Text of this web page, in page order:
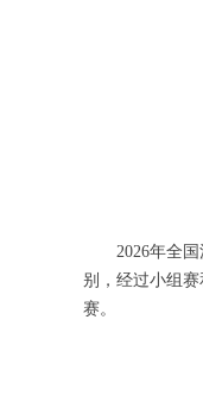
2026年全国沙
别，经过小组
赛。